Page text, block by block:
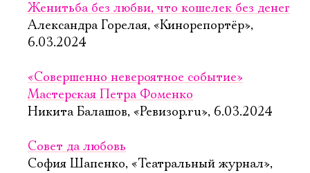
Женитьба без любви, что кошелек без денег
Александра Горелая, «Кинорепортёр»,
6.03.2024
«Совершенно невероятное событие»
Мастерская Петра Фоменко
Никита Балашов, «Ревизор.ru», 6.03.2024
Совет да любовь
София Шапенко, «Театральный журнал»,